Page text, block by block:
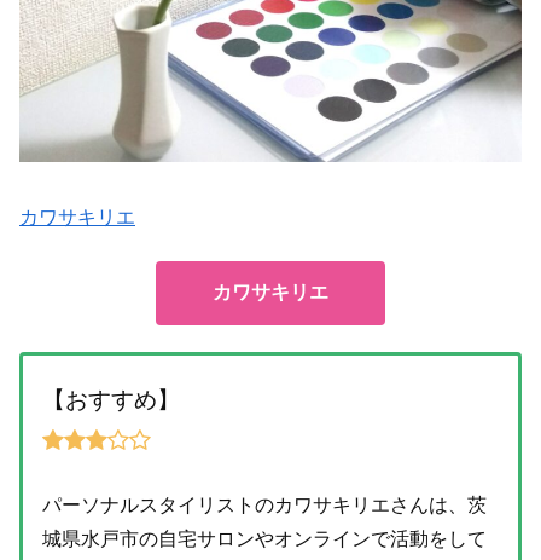
カワサキリエ
カワサキリエ
【おすすめ】
パーソナルスタイリストのカワサキリエさんは、茨
城県水戸市の自宅サロンやオンラインで活動をして